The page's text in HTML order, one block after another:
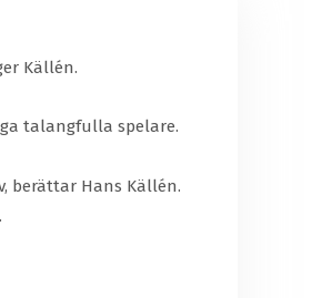
Källén.
talangfulla spelare.
berättar Hans Källén.